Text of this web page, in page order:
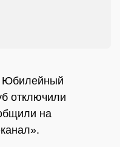
Юбилейный
отключили
на